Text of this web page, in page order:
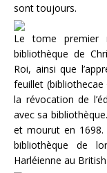
sont toujours.
Le tome premier
bibliothèque de
Roi, ainsi que
feuillet
la révocation de
avec sa
et mourut en 1698.
bibliothèque de
Harléienne au